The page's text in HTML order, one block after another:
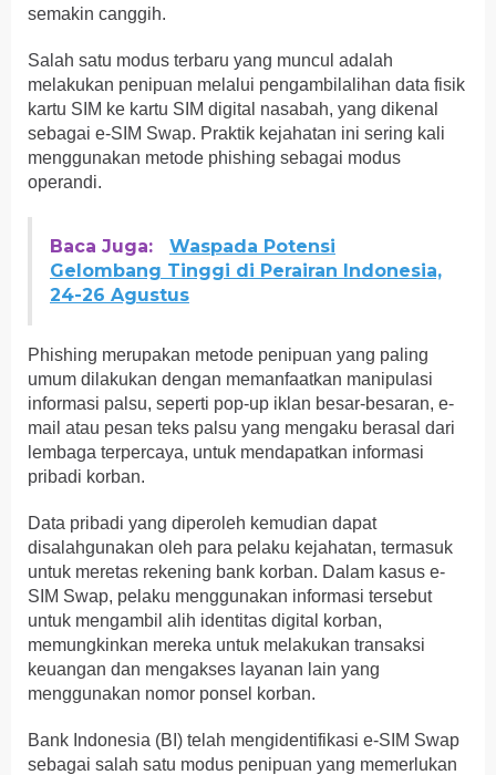
semakin canggih.
Salah satu modus terbaru yang muncul adalah
melakukan penipuan melalui pengambilalihan data fisik
kartu SIM ke kartu SIM digital nasabah, yang dikenal
sebagai e-SIM Swap. Praktik kejahatan ini sering kali
menggunakan metode phishing sebagai modus
operandi.
Baca Juga:
Waspada Potensi
Gelombang Tinggi di Perairan Indonesia,
24-26 Agustus
Phishing merupakan metode penipuan yang paling
umum dilakukan dengan memanfaatkan manipulasi
informasi palsu, seperti pop-up iklan besar-besaran, e-
mail atau pesan teks palsu yang mengaku berasal dari
lembaga terpercaya, untuk mendapatkan informasi
pribadi korban.
Data pribadi yang diperoleh kemudian dapat
disalahgunakan oleh para pelaku kejahatan, termasuk
untuk meretas rekening bank korban. Dalam kasus e-
SIM Swap, pelaku menggunakan informasi tersebut
untuk mengambil alih identitas digital korban,
memungkinkan mereka untuk melakukan transaksi
keuangan dan mengakses layanan lain yang
menggunakan nomor ponsel korban.
Bank Indonesia (BI) telah mengidentifikasi e-SIM Swap
sebagai salah satu modus penipuan yang memerlukan